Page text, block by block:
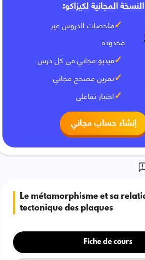
النسخة المجانية لكيزاكو:
ملخصات الدروس غير
محدودة
فيديو مجاني في كل درس
تمرين مصحح مجاني
اختبار تفاعلي
إنشاء حساب مجاني
Le métamorphisme et sa
tectonique des plaques
Fiche de cours